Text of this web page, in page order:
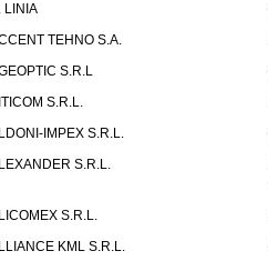
LINIA
TEHNO S.A.
S.R.L
S.R.L.
IMPEX S.R.L.
S.R.L.
S.R.L.
KML S.R.L.